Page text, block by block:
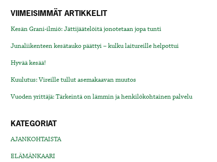
VIIMEISIMMÄT ARTIKKELIT
Kesän Grani-ilmiö: Jättijäätelöitä jonotetaan jopa tunti
Junaliikenteen kesätauko päättyi – kulku laitureille helpottui
Hyvää kesää!
Kuulutus: Vireille tullut asemakaavan muutos
Vuoden yrittäjä: Tärkeintä on lämmin ja henkilökohtainen palvelu
KATEGORIAT
AJANKOHTAISTA
ELÄMÄNKAARI